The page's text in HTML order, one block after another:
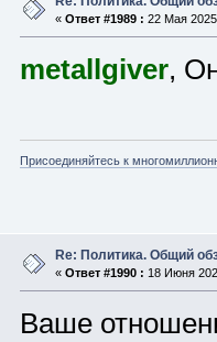
« Ответ #1989 : 22 Мая
metallgiver,
Присоединяйтесь к
Re: Политика. Общий
« Ответ #1990 : 18 Июня
Ваше